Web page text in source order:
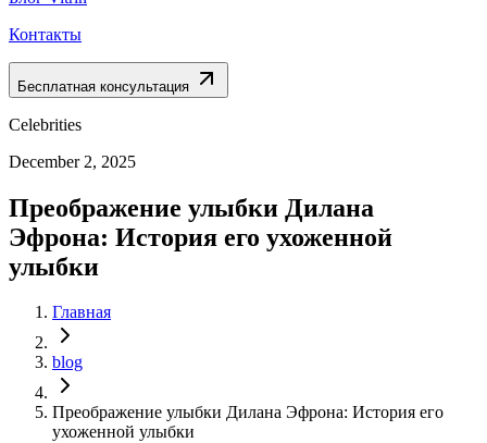
Контакты
Бесплатная консультация
Celebrities
December 2, 2025
Преображение улыбки Дилана
Эфрона: История его ухоженной
улыбки
Главная
blog
Преображение улыбки Дилана Эфрона: История его
ухоженной улыбки